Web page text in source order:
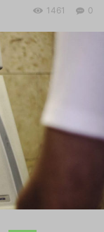
0
1461